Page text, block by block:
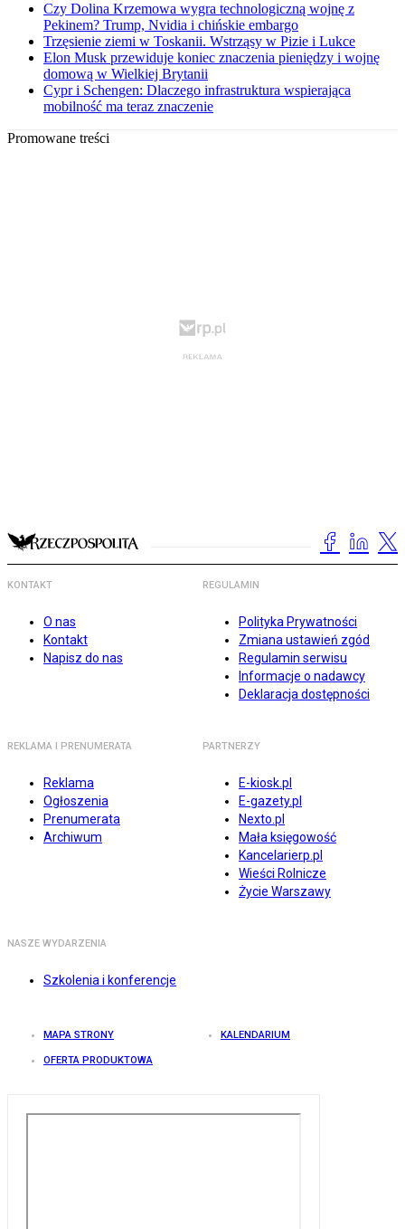
Czy Dolina Krzemowa wygra technologiczną wojnę z
Pekinem? Trump, Nvidia i chińskie embargo
Trzęsienie ziemi w Toskanii. Wstrząsy w Pizie i Lukce
Elon Musk przewiduje koniec znaczenia pieniędzy i wojnę
domową w Wielkiej Brytanii
Cypr i Schengen: Dlaczego infrastruktura wspierająca
mobilność ma teraz znaczenie
Promowane treści
KONTAKT
O nas
Kontakt
Napisz do nas
REGULAMIN
Polityka Prywatności
Zmiana ustawień zgód
Regulamin serwisu
Informacje o nadawcy
Deklaracja dostępności
REKLAMA I PRENUMERATA
Reklama
Ogłoszenia
Prenumerata
Archiwum
PARTNERZY
E-kiosk.pl
E-gazety.pl
Nexto.pl
Mała księgowość
Kancelarierp.pl
Wieści Rolnicze
Życie Warszawy
NASZE WYDARZENIA
Szkolenia i konferencje
MAPA STRONY KALENDARIUM
OFERTA PRODUKTOWA